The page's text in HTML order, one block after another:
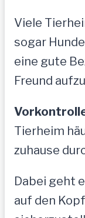
Viele
sogar
eine gute
Freund
Tierheim
zuhause
Dabei geht
auf den